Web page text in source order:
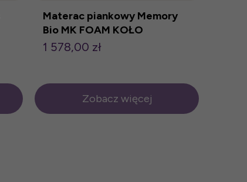
Materac piankowy Memory
Bio MK FOAM KOŁO
1 578,00 zł
Zobacz więcej